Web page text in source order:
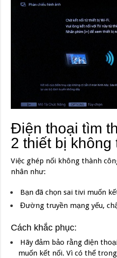
Điện thoại tìm
2 thiết bị không
Việc ghép nối không thành
nhân như:
Bạn đã chọn sai tivi muốn
Đường truyền mạng yếu,
Cách khắc phục:
Hãy đảm bảo rằng điện
muốn kết nối. Vì có thể